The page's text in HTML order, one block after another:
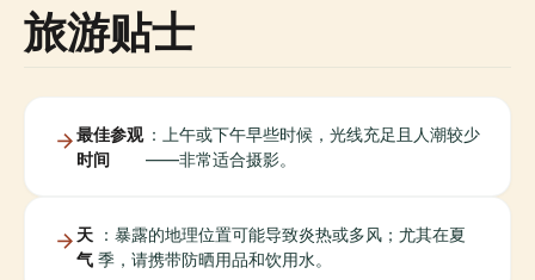
旅游贴士
最佳参观
时间
：上午或下午早些时候，光线充足且人潮较少
——非常适合摄影。
天
气
：暴露的地理位置可能导致炎热或多风；尤其在夏
季，请携带防晒用品和饮用水。